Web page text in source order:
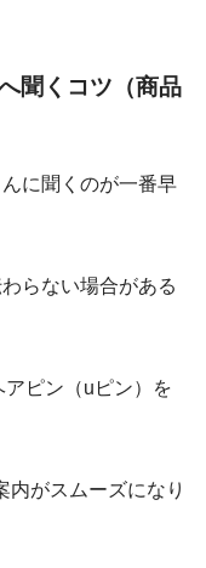
聞くコツ（商品
に聞くのが一番早
らない場合がある
ピン（uピン）を
内がスムーズになり